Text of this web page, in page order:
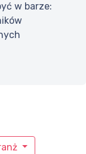
w barze: